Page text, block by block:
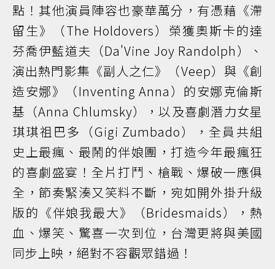
點！其他演員陣容也豪華萬分，有憑藉《滯
留生》（The Holdovers）榮獲奧斯卡的達
芬喬伊藍道夫（Da'Vine Joy Randolph）、
演出熱門影集《副人之仁》（Veep）與《創
造安娜》（Inventing Anna）的安娜克倫斯
基（Anna Chlumsky），以及喜劇潛力女星
琪琪祖巴多（Gigi Zumbado），全員共組
史上最瘋、最鬧的伴娘團，打造今年最瘋狂
的喜劇盛宴！全片打鬥、槍戰、爆破一應俱
全，節奏緊湊又笑料不斷，宛如開外掛升級
版的《伴娘我最大》（Bridesmaids），熱
血、爆笑、驚喜一次到位，台灣更將與美國
同步上映，絕對不容觀眾錯過！